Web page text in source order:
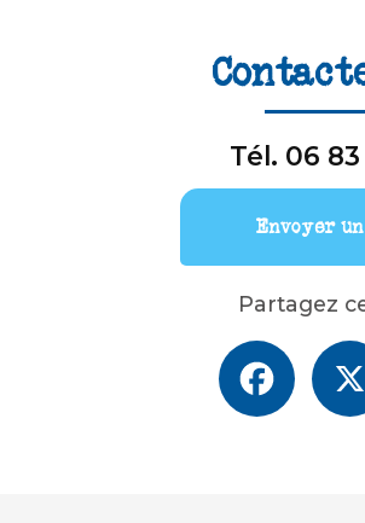
Tél. 06 83
Envoyer un
Partagez